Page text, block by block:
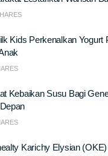
Kids Perkenalkan Yogurt
Kebaikan Susu Bagi
Karichy Elysian